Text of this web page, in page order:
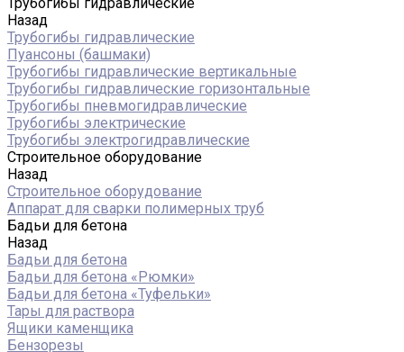
Назад
Трубогибы гидравлические
Пуансоны (башмаки)
Трубогибы гидравлические вертикальные
Трубогибы гидравлические горизонтальные
Трубогибы пневмогидравлические
Трубогибы электрические
Трубогибы электрогидравлические
Строительное оборудование
Назад
Строительное оборудование
Аппарат для сварки полимерных труб
Бадьи для бетона
Назад
Бадьи для бетона
Бадьи для бетона «Рюмки»
Бадьи для бетона «Туфельки»
Тары для раствора
Ящики каменщика
Бензорезы